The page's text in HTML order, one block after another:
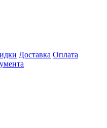
Доставка Оплата